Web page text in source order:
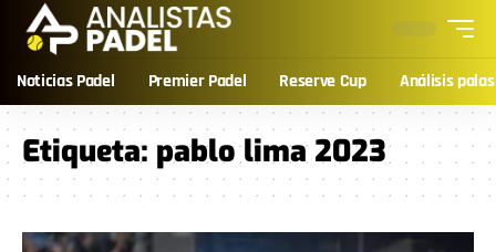
Noticias Padel Premier Padel Reserve Cup Análisis palas
Etiqueta: pablo lima 2023